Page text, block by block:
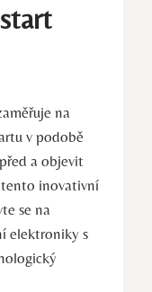
na
v podobě
a objevit
inovativní
se na
elektroniky s